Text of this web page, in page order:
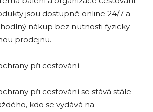
jsou dostupné online 24/7 a
nákup bez nutnosti fyzicky
prodejnu.
při cestování
při cestování se stává stále
kdo se vydává na